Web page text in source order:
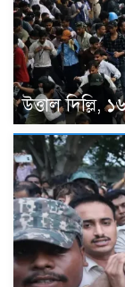
উত্তাল দিল্লি,